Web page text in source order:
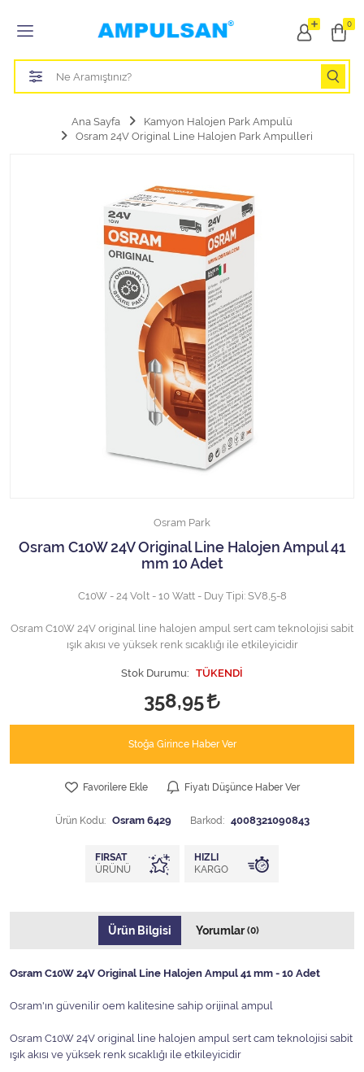
0
Tüm Kategoriler
Led Aydınlatma Ampulü
Otomobil Halojen Far Ampulü
Otomobil Led Far Ampulü
Otomobil Halojen Park Ampulü
Otomobil Led Park Ampulü
Otomobil Gösterge Ampulü
Halojen Off Road Rally Ampulü
Motosiklet Halojen Far Ampulü
Kamyon Halojen Far Ampulü
Ana Sayfa
Kamyon Halojen Park Ampulü
Osram 24V Original Line Halojen Park Ampulleri
Osram Park
Osram C10W 24V Original Line Halojen Ampul 41
mm 10 Adet
C10W - 24 Volt - 10 Watt - Duy Tipi: SV8,5-8
Osram C10W 24V original line halojen ampul sert cam teknolojisi sabit
ışık akısı ve yüksek renk sıcaklığı ile etkileyicidir
Stok Durumu: TÜKENDİ
358,95
Stoğa Girince Haber Ver
Favorilere Ekle Fiyatı Düşünce Haber Ver
Ürün Kodu: Osram 6429 Barkod: 4008321090843
FIRSAT
ÜRÜNÜ
HIZLI
KARGO
Ürün Bilgisi Yorumlar(0)
Osram C10W 24V Original Line Halojen Ampul 41 mm - 10 Adet
Osram'ın güvenilir oem kalitesine sahip orijinal ampul
Osram C10W 24V original line halojen ampul sert cam teknolojisi sabit
ışık akısı ve yüksek renk sıcaklığı ile etkileyicidir